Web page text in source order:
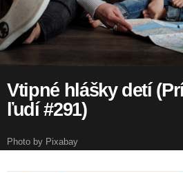
Vtipné hlášky detí
ľudí #291)
Photo by Pixabay